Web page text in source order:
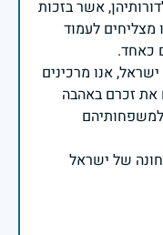
אשר בזכות
לעמוד
אנו מרכינים
את זכרם באהבה
של ישראל